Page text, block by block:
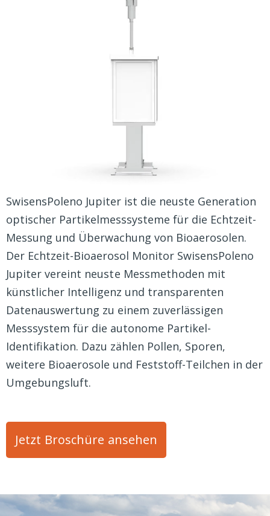
SwisensPoleno Jupiter ist die neuste Generation
optischer Partikelmesssysteme für die Echtzeit-
Messung und Überwachung von Bioaerosolen.
Der Echtzeit-Bioaerosol Monitor SwisensPoleno
Jupiter vereint neuste Messmethoden mit
künstlicher Intelligenz und transparenten
Datenauswertung zu einem zuverlässigen
Messsystem für die autonome Partikel-
Identifikation. Dazu zählen Pollen, Sporen,
weitere Bioaerosole und Feststoff-Teilchen in der
Umgebungsluft.
Jetzt Broschüre ansehen